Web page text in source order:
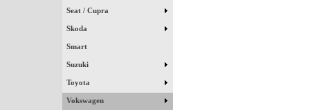
Seat / Cupra
Skoda
Smart
Suzuki
Toyota
Vokswagen